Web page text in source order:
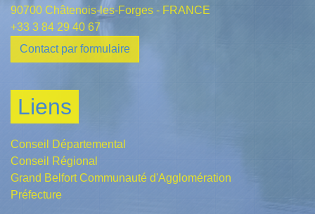
90700 Châtenois-les-Forges - FRANCE
+33 3 84 29 40 67
Contact par formulaire
Liens
Conseil Départemental
Conseil Régional
Grand Belfort Communauté d'Agglomération
Préfecture